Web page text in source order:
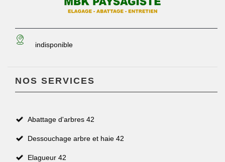
indisponible
NOS SERVICES
Abattage d'arbres 42
Dessouchage arbre et haie 42
Elagueur 42